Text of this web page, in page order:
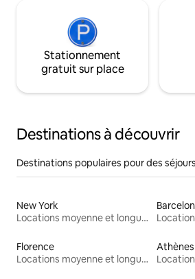
Stationnement
gratuit sur place
Destinations à découvrir
Destinations populaires pour des
New York
Locations moyenne et longue durée
Florence
Locations moyenne et longue durée
Athènes